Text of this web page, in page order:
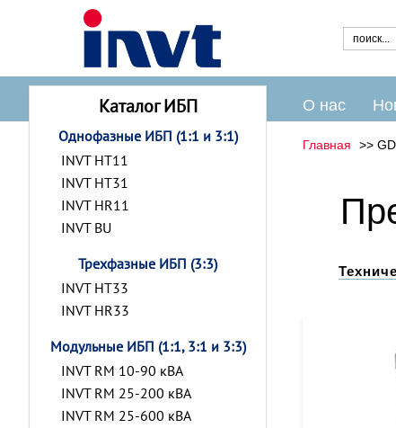
О нас
Каталог ИБП
Однофазные ИБП (1:1 и 3:1)
INVT HT11
INVT HT31
INVT HR11
INVT BU
Трехфазные ИБП (3:3)
INVT HT33
INVT HR33
Модульные ИБП (1:1, 3:1 и 3:3)
INVT RM 10-90 кВА
INVT RM 25-200 кВА
INVT RM 25-600 кВА
Главная